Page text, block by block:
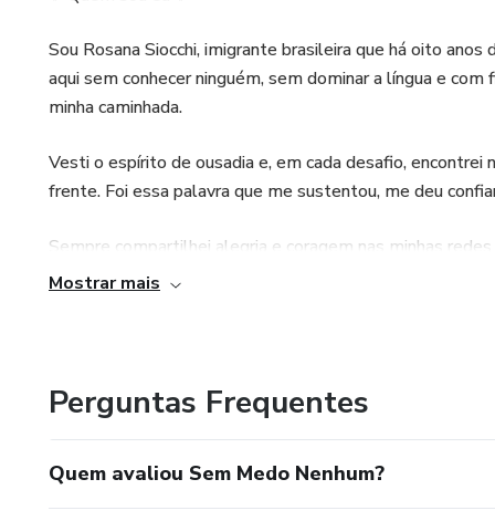
Sou Rosana Siocchi, imigrante brasileira que há oito
aqui sem conhecer ninguém, sem dominar a língua e
minha caminhada.
Vesti o espírito de ousadia e, em cada desafio, encontrei
frente. Foi essa palavra que me sustentou, me deu
Sempre compartilhei alegria e coragem nas minhas
conseguia enfrentar tudo sozinha em um país novo. A
história de encorajamento, escrevi Sem Medo Nenhum
da vida, mas para viver com coragem, liberdade e
Mostrar mais
Perguntas Frequentes
Quem avaliou Sem Medo Nenhum?